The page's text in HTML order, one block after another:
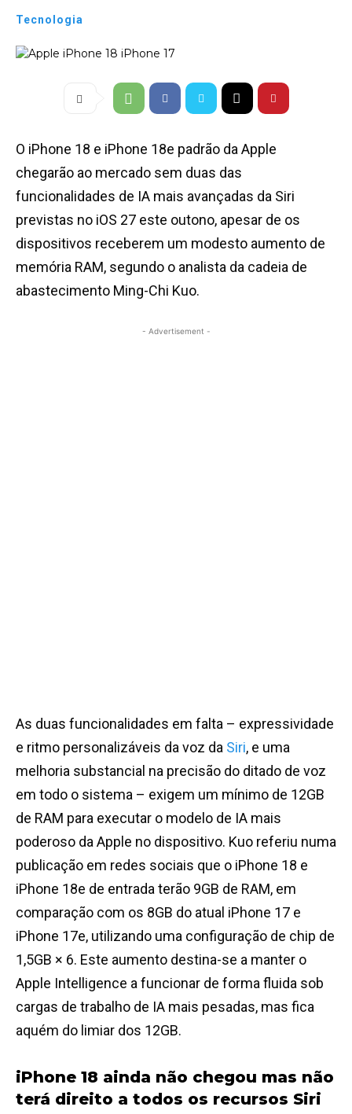
Tecnologia
O iPhone 18 e iPhone 18e padrão da Apple
chegarão ao mercado sem duas das
funcionalidades de IA mais avançadas da Siri
previstas no iOS 27 este outono, apesar de os
dispositivos receberem um modesto aumento de
memória RAM, segundo o analista da cadeia de
abastecimento Ming-Chi Kuo.
- Advertisement -
As duas funcionalidades em falta – expressividade
e ritmo personalizáveis da voz da Siri, e uma
melhoria substancial na precisão do ditado de voz
em todo o sistema – exigem um mínimo de 12GB
de RAM para executar o modelo de IA mais
poderoso da Apple no dispositivo. Kuo referiu numa
publicação em redes sociais que o iPhone 18 e
iPhone 18e de entrada terão 9GB de RAM, em
comparação com os 8GB do atual iPhone 17 e
iPhone 17e, utilizando uma configuração de chip de
1,5GB × 6. Este aumento destina-se a manter o
Apple Intelligence a funcionar de forma fluida sob
cargas de trabalho de IA mais pesadas, mas fica
aquém do limiar dos 12GB.
iPhone 18 ainda não chegou mas não
terá direito a todos os recursos Siri